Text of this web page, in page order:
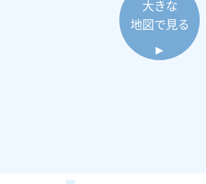
大きな
地図で見る